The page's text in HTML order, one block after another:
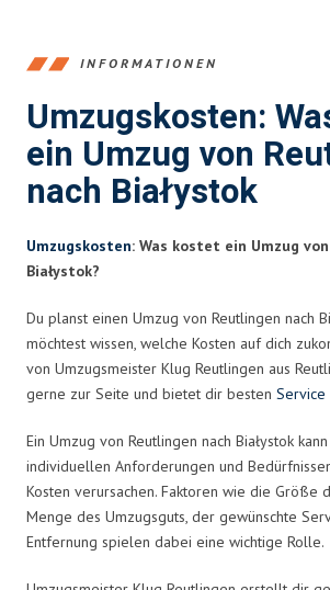
INFORMATIONEN
Umzugskosten:
ein Umzug von
nach Białystok
Umzugskosten: Was kostet ein Umzug
Białystok?
Du planst einen Umzug von Reutlingen nach
möchtest wissen, welche Kosten auf dich
von Umzugsmeister Klug Reutlingen aus
gerne zur Seite und bietet dir besten Service
Ein Umzug von Reutlingen nach Białystok
individuellen Anforderungen und
Kosten verursachen. Faktoren wie die Größe
Menge des Umzugsguts, der gewünschte
Entfernung spielen dabei eine wichtige Rolle.